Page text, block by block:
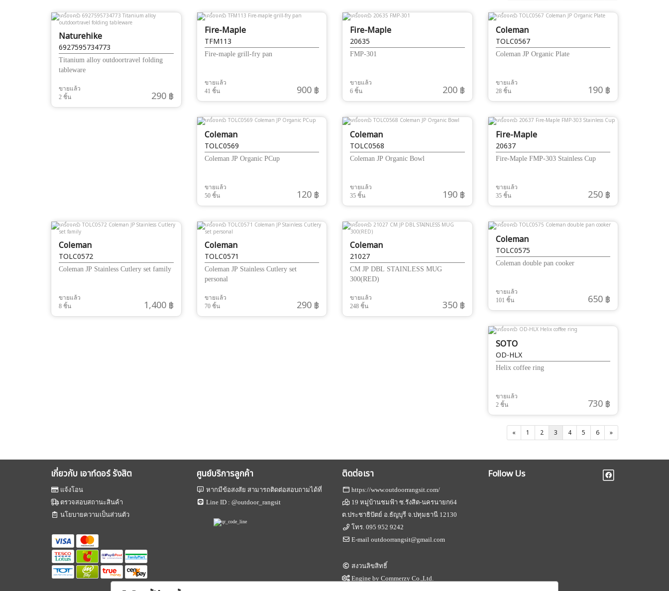
Naturehike
6927595734773
Titanium alloy outdoortravel folding
tableware
ขายแล้ว
2 ชิ้น
290 ฿
Fire-Maple
TFM113
Fire-maple grill-fry pan
ขายแล้ว
41 ชิ้น
900 ฿
Fire-Maple
20635
FMP-301
ขายแล้ว
6 ชิ้น
200 ฿
Coleman
TOLC0567
Coleman JP Organic Plate
ขายแล้ว
28 ชิ้น
190 ฿
Coleman
TOLC0569
Coleman JP Organic PCup
ขายแล้ว
50 ชิ้น
120 ฿
Coleman
TOLC0568
Coleman JP Organic Bowl
ขายแล้ว
35 ชิ้น
190 ฿
Fire-Maple
20637
Fire-Maple FMP-303 Stainless Cup
ขายแล้ว
35 ชิ้น
250 ฿
Coleman
TOLC0572
Coleman JP Stainless Cutlery set family
ขายแล้ว
8 ชิ้น
1,400 ฿
Coleman
TOLC0571
Coleman JP Stainless Cutlery set
personal
ขายแล้ว
70 ชิ้น
290 ฿
Coleman
21027
CM JP DBL STAINLESS MUG
300(RED)
ขายแล้ว
248 ชิ้น
350 ฿
Coleman
TOLC0575
Coleman double pan cooker
ขายแล้ว
101 ชิ้น
650 ฿
SOTO
OD-HLX
Helix coffee ring
ขายแล้ว
2 ชิ้น
730 ฿
« 1 2 3 4 5 6 »
เกี่ยวกับ เอาท์ดอร์ รังสิต
แจ้งโอน
ตรวจสอบสถานะสินค้า
นโยบายความเป็นส่วนตัว
ศูนย์บริการลูกค้า
หากมีข้อสงสัย สามารถติดต่อสอบถามได้ที่
Line ID : @outdoor_rangsit
ติดต่อเรา
https://www.outdoorrangsit.com/
19 หมู่บ้านชมฟ้า ซ.รังสิต-นครนายก64
ต.ประชาธิปัตย์ อ.ธัญบุรี จ.ปทุมธานี 12130
โทร.095 952 9242
E-mailoutdoorrangsit@gmail.com
สงวนลิขสิทธิ์
Engine byCommerzy Co.,Ltd.
Follow Us